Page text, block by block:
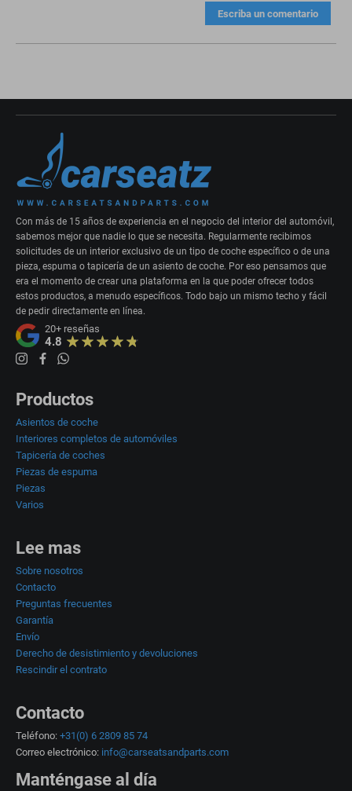
Escriba un comentario
Con más de 15 años de experiencia en el negocio del interior del automóvil,
sabemos mejor que nadie lo que se necesita. Regularmente recibimos
solicitudes de un interior exclusivo de un tipo de coche específico o de una
pieza, espuma o tapicería de un asiento de coche. Por eso pensamos que
era el momento de crear una plataforma en la que poder ofrecer todos
estos productos, a menudo específicos. Todo bajo un mismo techo y fácil
de pedir directamente en línea.
20+ reseñas
4.8
Productos
Asientos de coche
Interiores completos de automóviles
Tapicería de coches
Piezas de espuma
Piezas
Varios
Lee mas
Sobre nosotros
Contacto
Preguntas frecuentes
Garantía
Envío
Derecho de desistimiento y devoluciones
Rescindir el contrato
Contacto
Teléfono: +31(0) 6 2809 85 74
Correo electrónico: info@carseatsandparts.com
Manténgase al día